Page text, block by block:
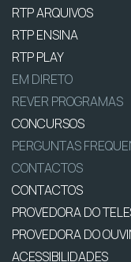
RTP ARQUIVOS
RTP ENSINA
RTP PLAY
EM DIRETO
REVER PROGRAMAS
CONCURSOS
PERGUNTAS
CONTACTOS
CONTACTOS
PROVEDORA DO
PROVEDORA DO
ACESSIBILIDADES